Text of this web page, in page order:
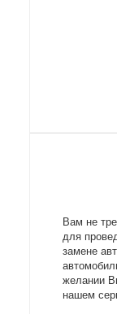
Вам не
для
замене
желании
нашем